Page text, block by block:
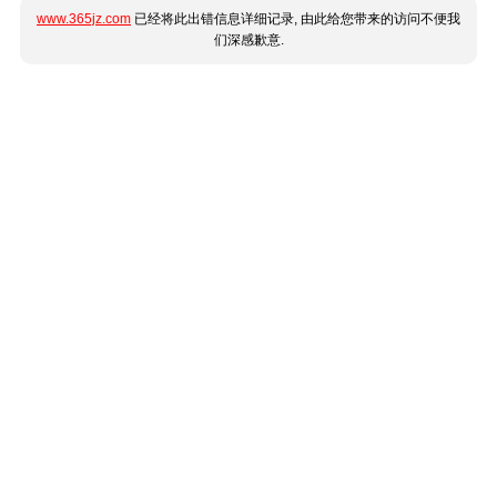
www.365jz.com 已经将此出错信息详细记录, 由此给您带来的访问不便我
们深感歉意.